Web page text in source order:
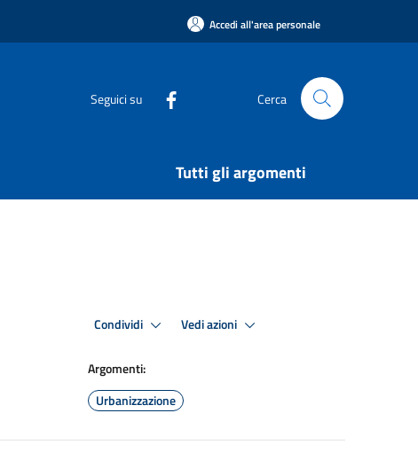
Accedi all'area personale
Seguici su Cerca
Tutti gli argomenti
Condividi Vedi azioni
Argomenti:
Urbanizzazione